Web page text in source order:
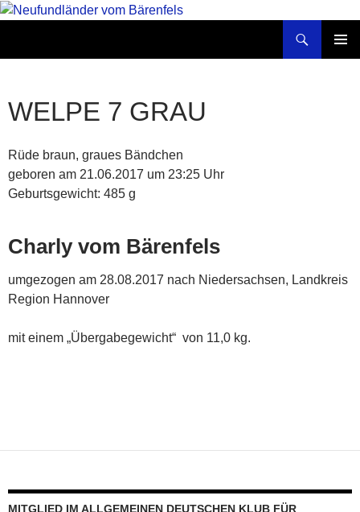
Zum
WELPE 7 GRAU
Rüde braun, graues Bändchen
geboren am 21.06.2017 um 23:25 Uhr
Geburtsgewicht: 485 g
Charly vom Bärenfels
umgezogen am 28.08.2017 nach Niedersachsen, Landkreis
Region Hannover
mit einem „Übergabegewicht“ von 11,0 kg.
MITGLIED IM ALLGEMEINEN DEUTSCHEN KLUB FÜR